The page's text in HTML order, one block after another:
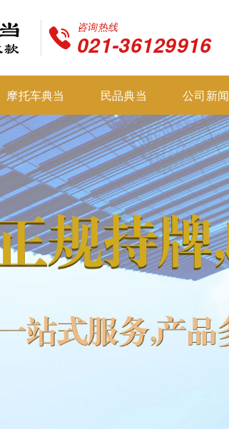
咨询热线
021-36129916
摩托车典当 民品典当 公司新闻